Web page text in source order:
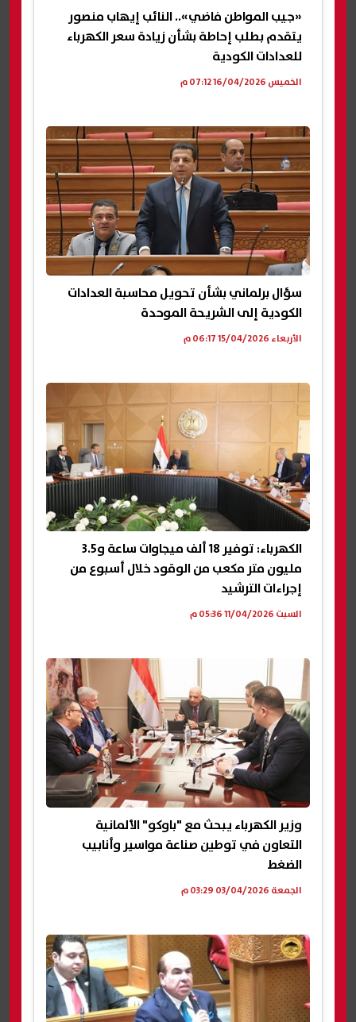
«جيب المواطن فاضي».. النائب إيهاب منصور
يتقدم بطلب إحاطة بشأن زيادة سعر الكهرباء
للعدادات الكودية
الخميس 16/04/2026 07:12 م
سؤال برلماني بشأن تحويل محاسبة العدادات
الكودية إلى الشريحة الموحدة
الأربعاء 15/04/2026 06:17 م
الكهرباء: توفير 18 ألف ميجاوات ساعة و3.5
مليون متر مكعب من الوقود خلال أسبوع من
إجراءات الترشيد
السبت 11/04/2026 05:36 م
وزير الكهرباء يبحث مع "باوكو" الألمانية
التعاون في توطين صناعة مواسير وأنابيب
الضغط
الجمعة 03/04/2026 03:29 م